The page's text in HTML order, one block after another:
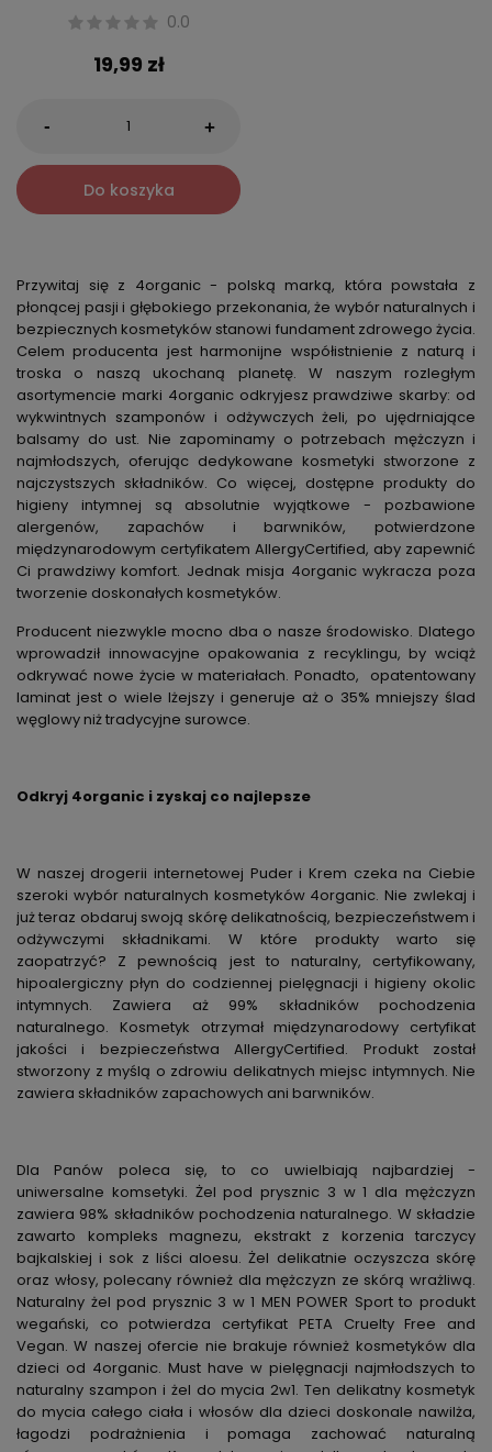
0.0
19,99 zł
- +
Do koszyka
Przywitaj się z 4organic - polską marką, która powstała z
płonącej pasji i głębokiego przekonania, że wybór naturalnych i
bezpiecznych kosmetyków stanowi fundament zdrowego życia.
Celem producenta jest harmonijne współistnienie z naturą i
troska o naszą ukochaną planetę. W naszym rozległym
asortymencie marki 4organic odkryjesz prawdziwe skarby: od
wykwintnych szamponów i odżywczych żeli, po ujędrniające
balsamy do ust. Nie zapominamy o potrzebach mężczyzn i
najmłodszych, oferując dedykowane kosmetyki stworzone z
najczystszych składników. Co więcej, dostępne produkty do
higieny intymnej są absolutnie wyjątkowe - pozbawione
alergenów, zapachów i barwników, potwierdzone
międzynarodowym certyfikatem AllergyCertified, aby zapewnić
Ci prawdziwy komfort. Jednak misja 4organic wykracza poza
tworzenie doskonałych kosmetyków.
Producent niezwykle mocno dba o nasze środowisko. Dlatego
wprowadził innowacyjne opakowania z recyklingu, by wciąż
odkrywać nowe życie w materiałach. Ponadto, opatentowany
laminat jest o wiele lżejszy i generuje aż o 35% mniejszy ślad
węglowy niż tradycyjne surowce.
Odkryj 4organic i zyskaj co najlepsze
W naszej drogerii internetowej Puder i Krem czeka na Ciebie
szeroki wybór naturalnych kosmetyków 4organic. Nie zwlekaj i
już teraz obdaruj swoją skórę delikatnością, bezpieczeństwem i
odżywczymi składnikami. W które produkty warto się
zaopatrzyć? Z pewnością jest to naturalny, certyfikowany,
hipoalergiczny płyn do codziennej pielęgnacji i higieny okolic
intymnych. Zawiera aż 99% składników pochodzenia
naturalnego. Kosmetyk otrzymał międzynarodowy certyfikat
jakości i bezpieczeństwa AllergyCertified. Produkt został
stworzony z myślą o zdrowiu delikatnych miejsc intymnych. Nie
zawiera składników zapachowych ani barwników.
Dla Panów poleca się, to co uwielbiają najbardziej -
uniwersalne komsetyki. Żel pod prysznic 3 w 1 dla mężczyzn
zawiera 98% składników pochodzenia naturalnego. W składzie
zawarto kompleks magnezu, ekstrakt z korzenia tarczycy
bajkalskiej i sok z liści aloesu. Żel delikatnie oczyszcza skórę
oraz włosy, polecany również dla mężczyzn ze skórą wrażliwą.
Naturalny żel pod prysznic 3 w 1 MEN POWER Sport to produkt
wegański, co potwierdza certyfikat PETA Cruelty Free and
Vegan. W naszej ofercie nie brakuje również kosmetyków dla
dzieci od 4organic. Must have w pielęgnacji najmłodszych to
naturalny szampon i żel do mycia 2w1. Ten delikatny kosmetyk
do mycia całego ciała i włosów dla dzieci doskonale nawilża,
łagodzi podrażnienia i pomaga zachować naturalną